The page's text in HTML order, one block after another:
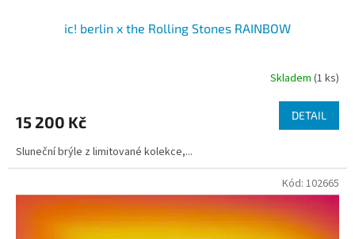
ic! berlin x the Rolling Stones RAINBOW
Skladem (1 ks)
15 200 Kč DETAIL
Sluneční brýle z limitované kolekce,...
Kód: 102665